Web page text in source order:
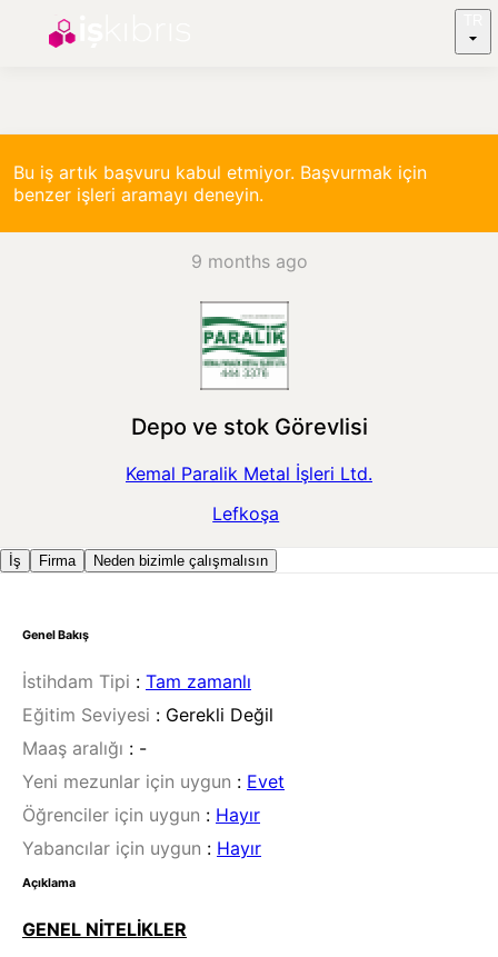
Bu iş artık başvuru kabul etmiyor. Başvurmak için
benzer işleri aramayı deneyin.
9 months ago
Depo ve stok Görevlisi
Kemal Paralik Metal İşleri Ltd.
Lefkoşa
İş Firma Neden bizimle çalışmalısın
Genel Bakış
İstihdam Tipi : Tam zamanlı
Eğitim Seviyesi : Gerekli Değil
Maaş aralığı : -
Yeni mezunlar için uygun : Evet
Öğrenciler için uygun : Hayır
Yabancılar için uygun : Hayır
Açıklama
GENEL NİTELİKLER